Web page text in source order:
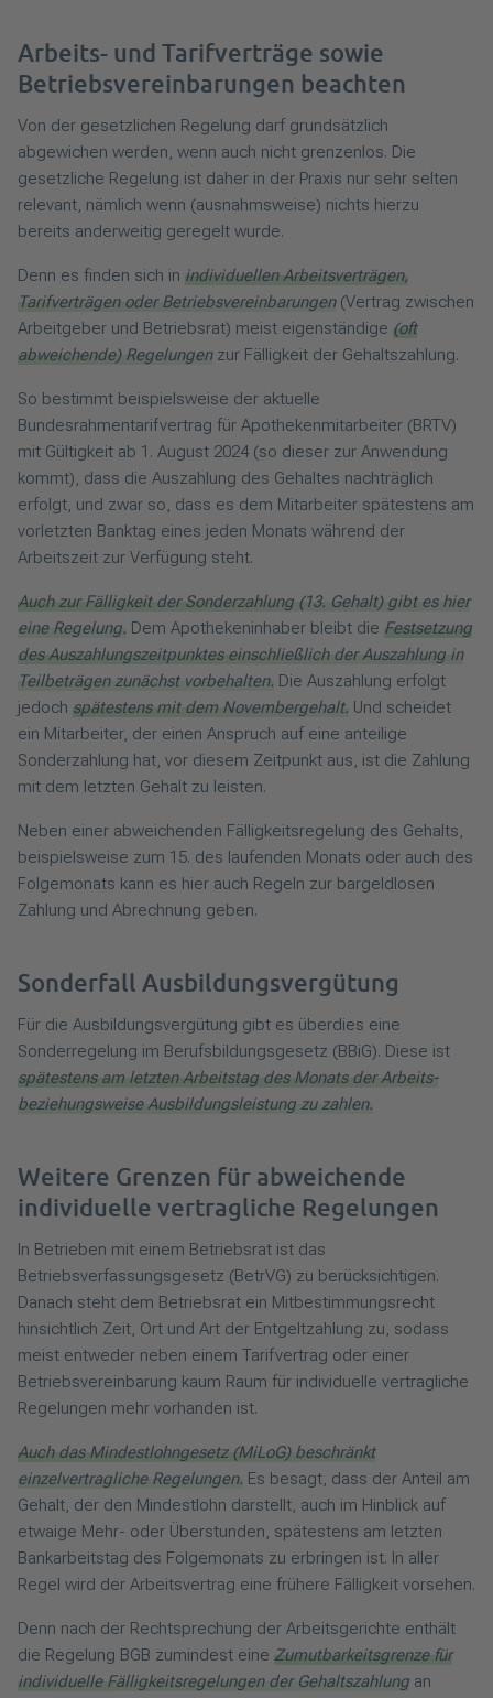
Arbeits- und Tarifverträge sowie
Betriebsvereinbarungen beachten
Von der gesetzlichen Regelung darf grundsätzlich
abgewichen werden, wenn auch nicht grenzenlos. Die
gesetzliche Regelung ist daher in der Praxis nur sehr selten
relevant, nämlich wenn (ausnahmsweise) nichts hierzu
bereits anderweitig geregelt wurde.
Denn es finden sich in individuellen Arbeitsverträgen,
Tarifverträgen oder Betriebsvereinbarungen(Vertrag zwischen
Arbeitgeber und Betriebsrat) meist eigenständige (oft
abweichende) Regelungenzur Fälligkeit der Gehaltszahlung.
So bestimmt beispielsweise der aktuelle
Bundesrahmentarifvertrag für Apothekenmitarbeiter (BRTV)
mit Gültigkeit ab 1. August 2024 (so dieser zur Anwendung
kommt), dass die Auszahlung des Gehaltes nachträglich
erfolgt, und zwar so, dass es dem Mitarbeiter spätestens am
vorletzten Banktag eines jeden Monats während der
Arbeitszeit zur Verfügung steht.
Auch zur Fälligkeit der Sonderzahlung (13. Gehalt) gibt es hier
eine Regelung. Dem Apothekeninhaber bleibt die Festsetzung
des Auszahlungszeitpunktes einschließlich der Auszahlung in
Teilbeträgen zunächst vorbehalten. Die Auszahlung erfolgt
jedoch spätestens mit dem Novembergehalt. Und scheidet
ein Mitarbeiter, der einen Anspruch auf eine anteilige
Sonderzahlung hat, vor diesem Zeitpunkt aus, ist die Zahlung
mit dem letzten Gehalt zu leisten.
Neben einer abweichenden Fälligkeitsregelung des Gehalts,
beispielsweise zum 15. des laufenden Monats oder auch des
Folgemonats kann es hier auch Regeln zur bargeldlosen
Zahlung und Abrechnung geben.
Sonderfall Ausbildungsvergütung
Für die Ausbildungsvergütung gibt es überdies eine
Sonderregelung im Berufsbildungsgesetz (BBiG). Diese ist
spätestens am letzten Arbeitstag des Monats der Arbeits-
beziehungsweise Ausbildungsleistung zu zahlen.
Weitere Grenzen für abweichende
individuelle vertragliche Regelungen
In Betrieben mit einem Betriebsrat ist das
Betriebsverfassungsgesetz (BetrVG) zu berücksichtigen.
Danach steht dem Betriebsrat ein Mitbestimmungsrecht
hinsichtlich Zeit, Ort und Art der Entgeltzahlung zu, sodass
meist entweder neben einem Tarifvertrag oder einer
Betriebsvereinbarung kaum Raum für individuelle vertragliche
Regelungen mehr vorhanden ist.
Auch das Mindestlohngesetz (MiLoG) beschränkt
einzelvertragliche Regelungen. Es besagt, dass der Anteil am
Gehalt, der den Mindestlohn darstellt, auch im Hinblick auf
etwaige Mehr- oder Überstunden, spätestens am letzten
Bankarbeitstag des Folgemonats zu erbringen ist. In aller
Regel wird der Arbeitsvertrag eine frühere Fälligkeit vorsehen.
Denn nach der Rechtsprechung der Arbeitsgerichte enthält
die Regelung BGB zumindest eine Zumutbarkeitsgrenze für
individuelle Fälligkeitsregelungen der Gehaltszahlung an